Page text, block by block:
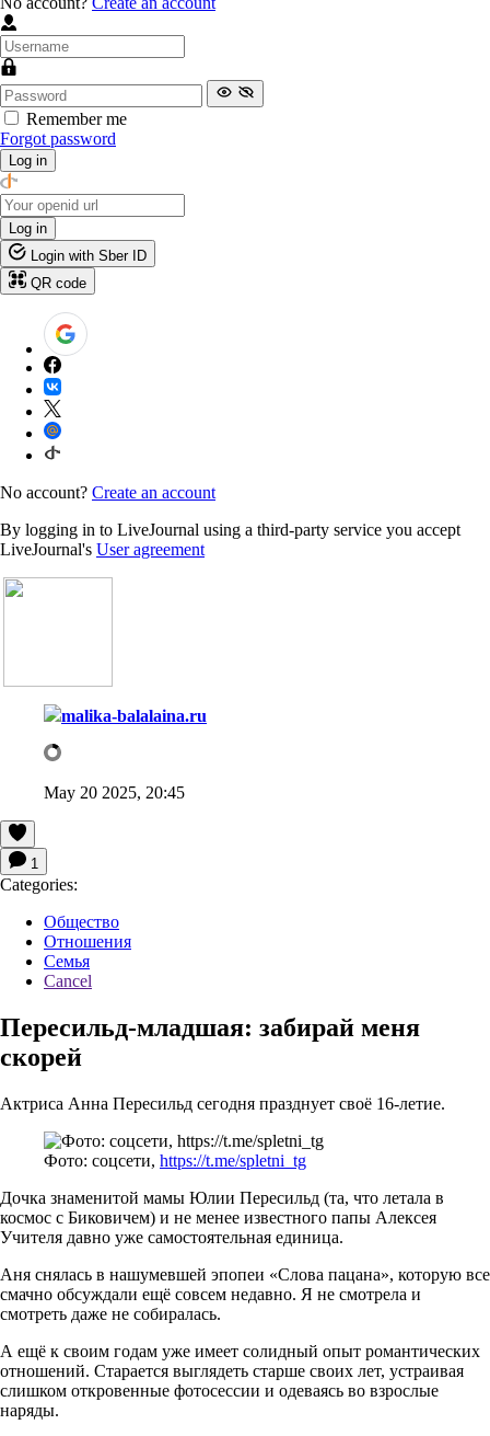
Remember me
Forgot password
Log in
Log in
Login with Sber ID
QR code
No account? Create an account
By logging in to LiveJournal using a third-party service you accept
LiveJournal's User agreement
malika-balalaina.ru
May 20 2025, 20:45
1
Categories:
Общество
Отношения
Семья
Cancel
Пересильд-младшая: забирай меня
скорей
Актриса Анна Пересильд сегодня празднует своё 16-летие.
Фото: соцсети, https://t.me/spletni_tg
Дочка знаменитой мамы Юлии Пересильд (та, что летала в
космос с Биковичем) и не менее известного папы Алексея
Учителя давно уже самостоятельная единица.
Аня снялась в нашумевшей эпопеи «Слова пацана», которую все
смачно обсуждали ещё совсем недавно. Я не смотрела и
смотреть даже не собиралась.
А ещё к своим годам уже имеет солидный опыт романтических
отношений. Старается выглядеть старше своих лет, устраивая
слишком откровенные фотосессии и одеваясь во взрослые
наряды.